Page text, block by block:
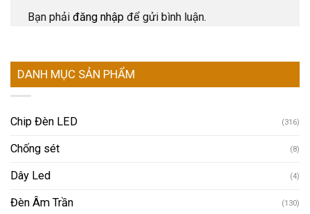
Bạn phải đăng nhập để gửi bình luận.
DANH MỤC SẢN PHẨM
Chip Đèn LED (316)
Chống sét (8)
Dây Led (4)
Đèn Âm Trần (130)